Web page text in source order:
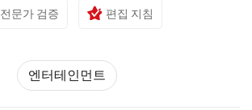
전문가 검증 편집 지침
엔터테인먼트